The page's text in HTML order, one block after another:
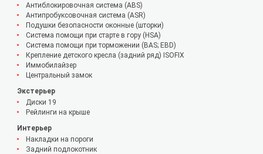
Антиблокировочная система (ABS)
Антипробуксовочная система (ASR)
Подушки безопасности оконные (шторки)
Система помощи при старте в гору (HSA)
Система помощи при торможении (BAS; EBD)
Крепление детского кресла (задний ряд) ISOFIX
Иммобилайзер
Центральный замок
Экстерьер
Диски 19
Рейлинги на крыше
Интерьер
Накладки на пороги
Задний подлокотник